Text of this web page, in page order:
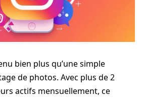
bien plus qu’une simple
de photos. Avec plus de 2
actifs mensuellement, ce